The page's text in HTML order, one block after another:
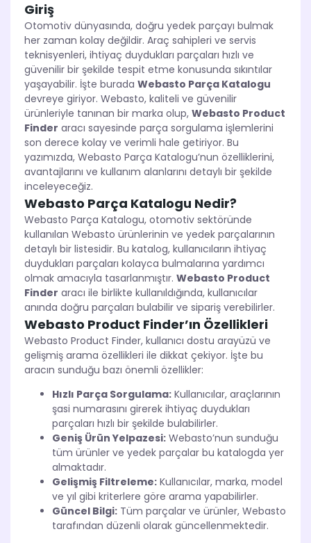
Giriş
Otomotiv dünyasında, doğru yedek parçayı bulmak
her zaman kolay değildir. Araç sahipleri ve servis
teknisyenleri, ihtiyaç duydukları parçaları hızlı ve
güvenilir bir şekilde tespit etme konusunda sıkıntılar
yaşayabilir. İşte burada Webasto Parça Katalogu
devreye giriyor. Webasto, kaliteli ve güvenilir
ürünleriyle tanınan bir marka olup, Webasto Product
Finder aracı sayesinde parça sorgulama işlemlerini
son derece kolay ve verimli hale getiriyor. Bu
yazımızda, Webasto Parça Katalogu’nun özelliklerini,
avantajlarını ve kullanım alanlarını detaylı bir şekilde
inceleyeceğiz.
Webasto Parça Katalogu Nedir?
Webasto Parça Katalogu, otomotiv sektöründe
kullanılan Webasto ürünlerinin ve yedek parçalarının
detaylı bir listesidir. Bu katalog, kullanıcıların ihtiyaç
duydukları parçaları kolayca bulmalarına yardımcı
olmak amacıyla tasarlanmıştır. Webasto Product
Finder aracı ile birlikte kullanıldığında, kullanıcılar
anında doğru parçaları bulabilir ve sipariş verebilirler.
Webasto Product Finder’ın Özellikleri
Webasto Product Finder, kullanıcı dostu arayüzü ve
gelişmiş arama özellikleri ile dikkat çekiyor. İşte bu
aracın sunduğu bazı önemli özellikler:
Hızlı Parça Sorgulama: Kullanıcılar, araçlarının
şasi numarasını girerek ihtiyaç duydukları
parçaları hızlı bir şekilde bulabilirler.
Geniş Ürün Yelpazesi: Webasto’nun sunduğu
tüm ürünler ve yedek parçalar bu katalogda yer
almaktadır.
Gelişmiş Filtreleme: Kullanıcılar, marka, model
ve yıl gibi kriterlere göre arama yapabilirler.
Güncel Bilgi: Tüm parçalar ve ürünler, Webasto
tarafından düzenli olarak güncellenmektedir.